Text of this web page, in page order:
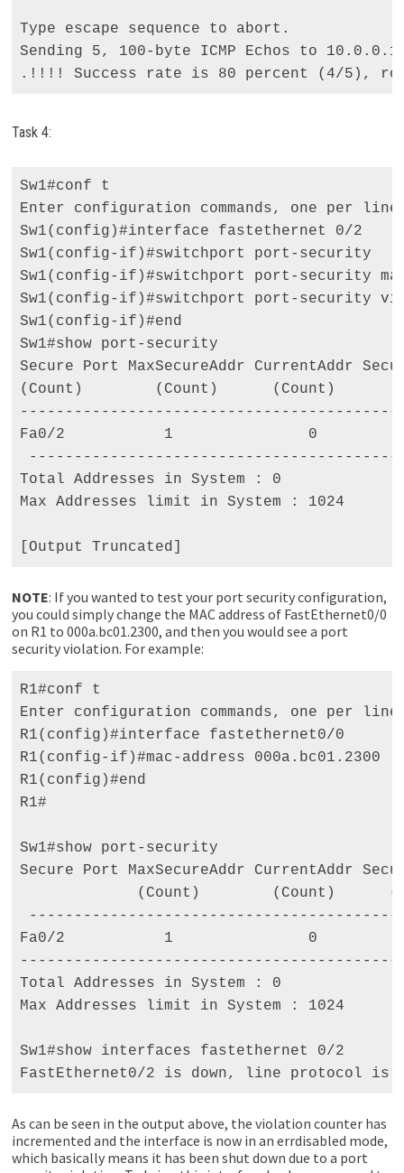
Type escape sequence to abort.
Sending 5, 100-byte ICMP Echos to
.!!!! Success rate is 80 percent (4/5),
Task 4:
Sw1#conf t
Enter configuration commands, one per
Sw1(config)#interface fastethernet 0/2
Sw1(config-if)#switchport port-security
Sw1(config-if)#switchport port-security
Sw1(config-if)#switchport port-security
Sw1(config-if)#end
Sw1#show port-security
Secure Port MaxSecureAddr CurrentAddr
(Count)        (Count)      (Count)
Fa0/2           1               0
Total Addresses in System : 0
Max Addresses limit in System : 1024
[Output Truncated]
NOTE: If you wanted to test your port security configuration,
you could simply change the MAC address of FastEthernet0/0
on R1 to 000a.bc01.2300, and then you would see a port
security violation. For example:
R1#conf t
Enter configuration commands, one per
R1(config)#interface fastethernet0/0
R1(config-if)#mac-address 000a.bc01.2300
R1(config)#end
R1#
Sw1#show port-security
Secure Port MaxSecureAddr CurrentAddr
(Count)        (Count)
Fa0/2           1               0
Total Addresses in System : 0
Max Addresses limit in System : 1024
Sw1#show interfaces fastethernet 0/2
FastEthernet0/2 is down, line protocol is
As can be seen in the output above, the violation counter has
incremented and the interface is now in an errdisabled mode,
which basically means it has been shut down due to a port